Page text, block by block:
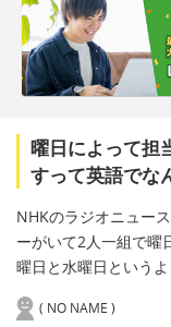
曜日によって担
すって英語でな
NHKのラジオニュー
ーがいて2人一組で曜
曜日と水曜日という
( NO NAME )